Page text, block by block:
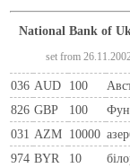
National Bank of
set from 26.11.2002
036 AUD 100
826 GBP 100
031 AZM 10000
974 BYR 10